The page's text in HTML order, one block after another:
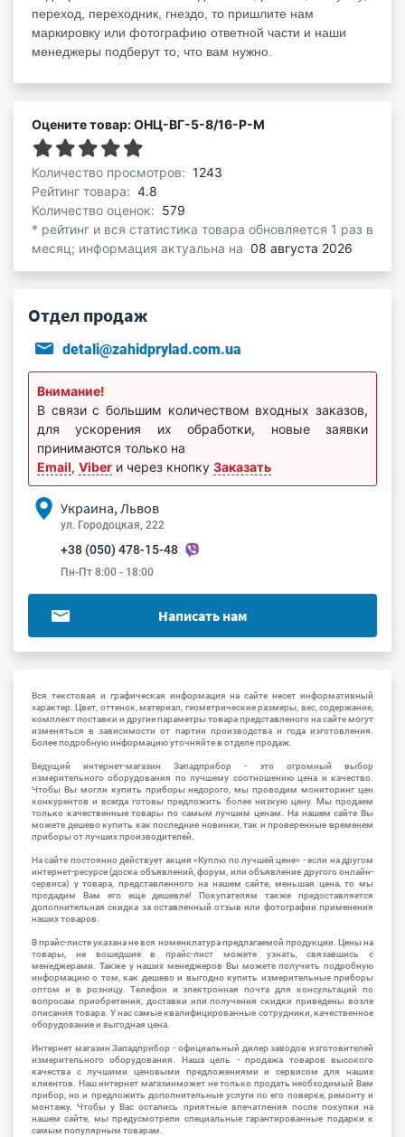
переход, переходник, гнездо, то пришлите нам
маркировку или фотографию ответной части и наши
менеджеры подберут то, что вам нужно.
Оцените товар: ОНЦ-ВГ-5-8/16-Р-М
Количество просмотров: 1243
Рейтинг товара: 4.8
Количество оценок: 579
* рейтинг и вся статистика товара обновляется 1 раз в
месяц; информация актуальна на 08 августа 2026
Отдел продаж
detali@zahidprylad.com.ua
Внимание!
В связи с большим количеством входных заказов,
для ускорения их обработки, новые заявки
принимаются только на
Email, Viber и через кнопку Заказать
Украина, Львов
ул. Городоцкая, 222
+38 (050) 478-15-48
Пн-Пт 8:00 - 18:00
Написать нам
Вся текстовая и графическая информация на сайте несет информативный
характер. Цвет, оттенок, материал, геометрические размеры, вес, содержание,
комплект поставки и другие параметры товара представленого на сайте могут
изменяться в зависимости от партии производства и года изготовления.
Более подробную информацию уточняйте в отделе продаж.
Ведущий интернет-магазин Западприбор - это огромный выбор
измерительного оборудования по лучшему соотношению цена и качество.
Чтобы Вы могли купить приборы недорого, мы проводим мониторинг цен
конкурентов и всегда готовы предложить более низкую цену. Мы продаем
только качественные товары по самым лучшим ценам. На нашем сайте Вы
можете дешево купить как последние новинки, так и проверенные временем
приборы от лучших производителей.
На сайте постоянно действует акция «Куплю по лучшей цене» - если на другом
интернет-ресурсе (доска объявлений, форум, или объявление другого онлайн-
сервиса) у товара, представленного на нашем сайте, меньшая цена, то мы
продадим Вам его еще дешевле! Покупателям также предоставляется
дополнительная скидка за оставленный отзыв или фотографии применения
наших товаров.
В прайс-листе указана не вся номенклатура предлагаемой продукции. Цены на
товары, не вошедшие в прайс-лист можете узнать, связавшись с
менеджерами. Также у наших менеджеров Вы можете получить подробную
информацию о том, как дешево и выгодно купить измерительные приборы
оптом и в розницу. Телефон и электронная почта для консультаций по
вопросам приобретения, доставки или получения скидки приведены возле
описания товара. У нас самые квалифицированные сотрудники, качественное
оборудование и выгодная цена.
Интернет магазин Западприбор - официальный дилер заводов изготовителей
измерительного оборудования. Наша цель - продажа товаров высокого
качества с лучшими ценовыми предложениями и сервисом для наших
клиентов. Наш интернет магазинможет не только продать необходимый Вам
прибор, но и предложить дополнительные услуги по его поверке, ремонту и
монтажу. Чтобы у Вас остались приятные впечатления после покупки на
нашем сайте, мы предусмотрели специальные гарантированные подарки к
самым популярным товарам.